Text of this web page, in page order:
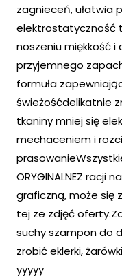
zagnieceń, ułatwia
elektrostatyczność
noszeniu miękkość i
przyjemnego
formuła
świeżośćdelikatnie
tkaniny mniej się
mechaceniem i
ORYGINALNEZ racji
graficzną, może się
tej ze zdjęć
suchy szampon do
zrobić eklerki,
yyyyy